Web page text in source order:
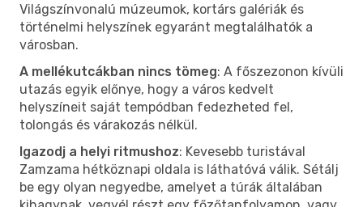
Világszínvonalú múzeumok, kortárs galériák és
történelmi helyszínek egyaránt megtalálhatók a
városban.
A mellékutcákban nincs tömeg: A főszezonon kívüli
utazás egyik előnye, hogy a város kedvelt
helyszíneit saját tempódban fedezheted fel,
tolongás és várakozás nélkül.
Igazodj a helyi ritmushoz: Kevesebb turistával
Zamzama hétköznapi oldala is láthatóvá válik. Sétálj
be egy olyan negyedbe, amelyet a túrák általában